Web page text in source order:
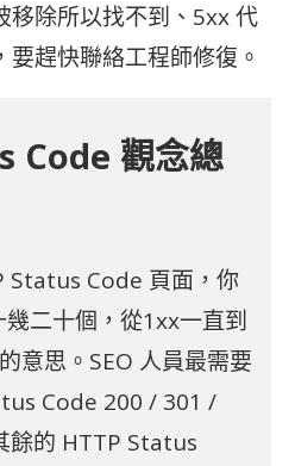
移除所以找不到、5xx 代
趕快聯絡工程師修復。
Code 觀念總
Status Code 頁面，你
二十個，從1xx一直到
意思。SEO 人員最需要
Code 200 / 301 /
餘的 HTTP Status